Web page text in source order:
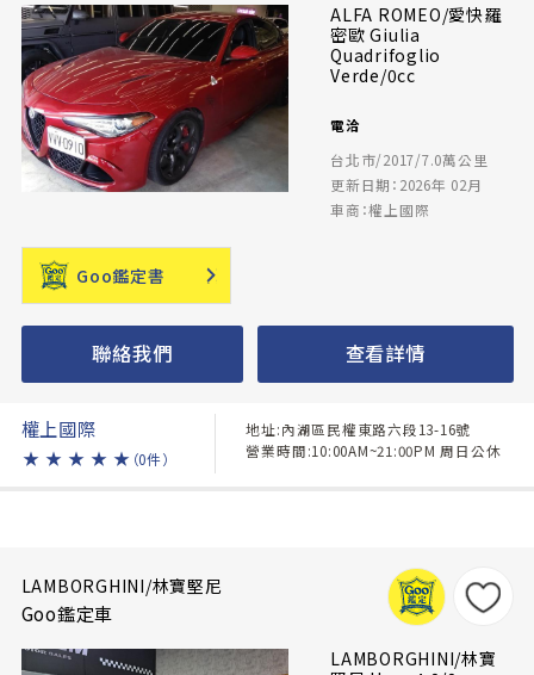
ALFA ROMEO/愛快羅
密歐 Giulia
Quadrifoglio
Verde/0cc
電洽
台北市/2017/7.0萬公里
更新日期：2026年 02月
車商：權上國際
Goo鑑定書
聯絡我們 查看詳情
權上國際
★ ★ ★ ★ ★ （0件）
地址:內湖區民權東路六段13-16號
營業時間:10:00AM~21:00PM 周日公休
LAMBORGHINI/林寶堅尼
Goo鑑定車
LAMBORGHINI/林寶